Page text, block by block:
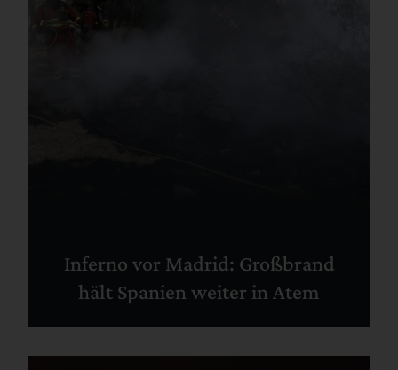
Inferno vor Madrid: Großbrand
hält Spanien weiter in Atem